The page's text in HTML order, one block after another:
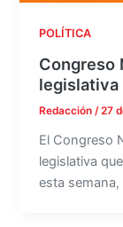
POLÍTICA
Congreso
legislativa
Redacción/27
El Congreso
legislativa
esta semana,